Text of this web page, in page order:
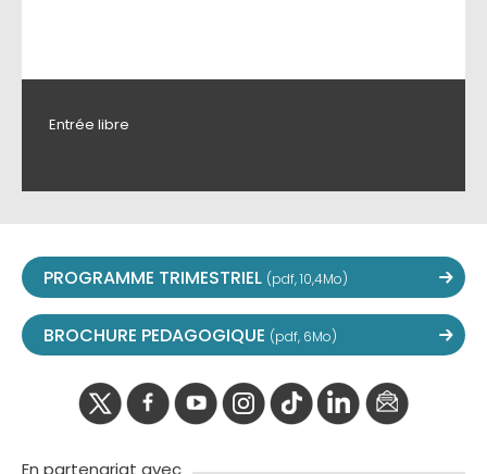
Entrée libre
PROGRAMME TRIMESTRIEL (pdf, 10,4Mo)
BROCHURE PEDAGOGIQUE (pdf, 6Mo)
En partenariat avec